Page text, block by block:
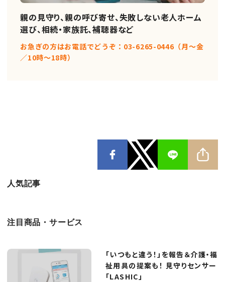
親の見守り、親の呼び寄せ、失敗しない老人ホーム
選び、相続・家族託、補聴器など
お急ぎの方はお電話でどうぞ：03-6265-0446（月〜金
／10時〜18時）
人気記事
注目商品・サービス
「いつもと違う！」を報告＆介護・福
祉用具の提案も！ 見守りセンサー
「LASHIC」